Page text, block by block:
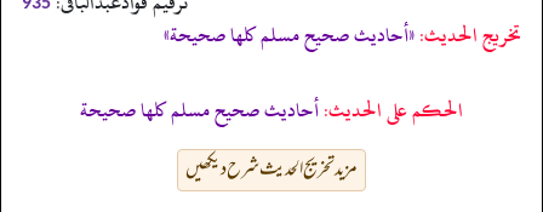
تخریج الحدیث:«أحاديث صحيح مسلم كلها صحيحة»
الحكم على الحديث:أحاديث صحيح مسلم كلها صحيحة
مزید تخریج الحدیث شرح دیکھیں